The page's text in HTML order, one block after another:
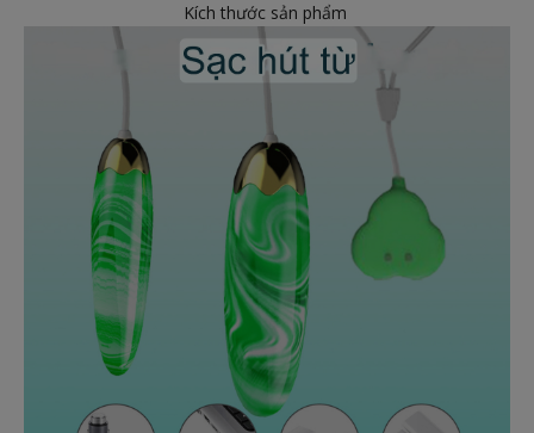
Kích thước sản phẩm